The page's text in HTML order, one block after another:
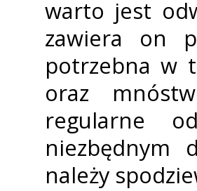
warto jest
zawiera on
potrzebna w
oraz
regularne
niezbędnym
należy